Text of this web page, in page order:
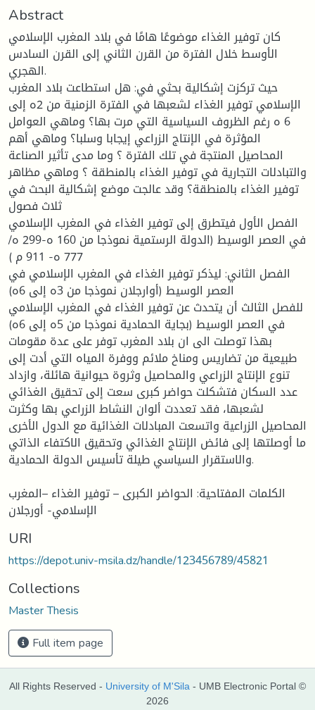
Abstract
كان توفير الغذاء موضوعًا هامًا في بلاد المغرب الإسلامي
الأوسط خلال الفترة من القرن الثاني إلى القرن السادس
الهجري.
حيث تركزت إشكالية بحثي في: هل استطاعت بلاد المغرب
الإسلامي توفير الغذاء لشعبها في الفترة الزمنية من 2ه إلى
6 ه رغم الظروف السياسية التي مرت بها؟ وماهي العوامل
المؤثرة في الإنتاج الزراعي إيجابا وسلبا؟ وماهي أهم
المحاصيل المنتجة في تلك الفترة ؟ وما مدى تأثير الصناعة
والتبادلات التجارية في توفير الغذاء بالمنطقة ؟ وماهي مظاهر
توفير الغذاء بالمنطقة؟ وقد عالجت موضع إشكالية البحث في
ثلاث فصول
الفصل الأول فيتطرق إلى توفير الغذاء في المغرب الإسلامي
في العصر الوسيط (الدولة الرستمية نموذجا من 160 ه-299 ه/
777 ه- 911 م )
الفصل الثاني: ليذكر توفير الغذاء في المغرب الإسلامي في
العصر الوسيط (أوارجلان نموذجا من 3ه إلى 6ه)
للفصل الثالث أن يتحدث عن توفير الغذاء في المغرب الإسلامي
في العصر الوسيط (بجاية الحمادية نموذجا من 5ه إلى 6ه)
بهذا توصلت الى ان بلاد المغرب توفر على عدة مقومات
طبيعية من تضاريس ومناخ ملائم ووفرة المياه التي أدت إلى
تنوع الإنتاج الزراعي والمحاصيل وثروة حيوانية هائلة، وازداد
عدد السكان فتشكلت حواضر کبری سعت إلى تحقيق الغذائي
لشعبها، فقد تعددت ألوان النشاط الزراعي بها وكثرت
المحاصيل الزراعية واتسعت المبادلات الغذائية مع الدول الأخرى
ما أوصلتها إلى فائض الإنتاج الغذائي وتحقيق الاكتفاء الذاتي
والاستقرار السياسي طيلة تأسيس الدولة الحمادية.
الكلمات المفتاحية: الحواضر الكبرى – توفير الغذاء –المغرب
الإسلامي- أورجلان
URI
https://depot.univ-msila.dz/handle/123456789/45821
Collections
Master Thesis
Full item page
All Rights Reserved - University of M'Sila - UMB Electronic Portal ©
2026